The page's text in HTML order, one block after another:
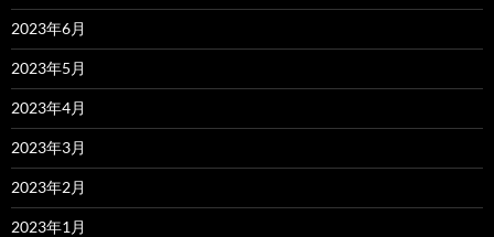
2023年6月
2023年5月
2023年4月
2023年3月
2023年2月
2023年1月